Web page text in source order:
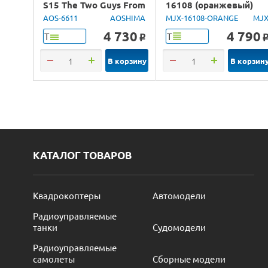
S15 The Two Guys From
Tokyo, 1/24
AOS-6611 AOSHIMA
Т 4 730 o
В корзину
16108 (оранжевый)
4WD 2.4G LED 1/16
RTR
MJX-16108-ORANGE MJX
Т 4 790 o
В
КАТАЛОГ ТОВАРОВ
Квадрокоптеры
Автомодели
Радиоуправляемые
танки
Судомодели
Радиоуправляемые
самолеты
Сборные модели